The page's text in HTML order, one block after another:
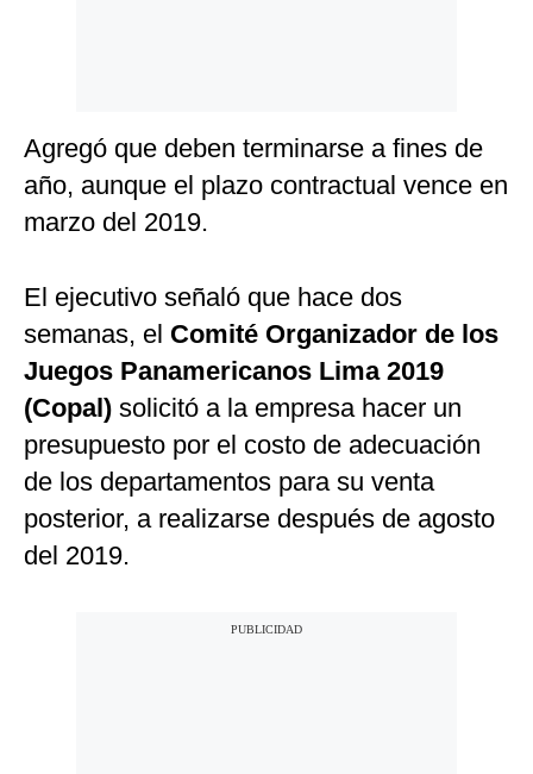
Agregó que deben terminarse a fines de
año, aunque el plazo contractual vence en
marzo del 2019.
El ejecutivo señaló que hace dos
semanas, el Comité Organizador de los
Juegos Panamericanos Lima 2019
(Copal) solicitó a la empresa hacer un
presupuesto por el costo de adecuación
de los departamentos para su venta
posterior, a realizarse después de agosto
del 2019.